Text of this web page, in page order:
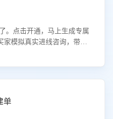
。点击开通，马上生成专属
家模拟真实进线咨询，带您
。
单